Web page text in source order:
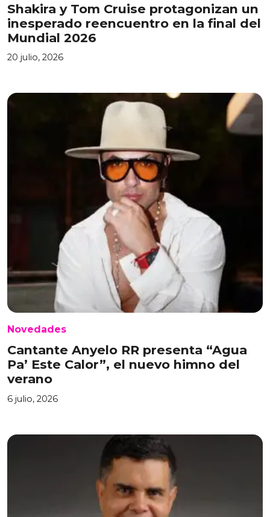
Shakira y Tom Cruise protagonizan un
inesperado reencuentro en la final del
Mundial 2026
20 julio, 2026
Novedades
Cantante Anyelo RR presenta “Agua
Pa’ Este Calor”, el nuevo himno del
verano
6 julio, 2026